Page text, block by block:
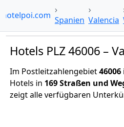
hotelpoi.com Spanien Valencia
Hotels PLZ 46006 –
Im Postleitzahlengebiet46006
Hotels in 169 Straßen und
zeigt alle verfügbaren